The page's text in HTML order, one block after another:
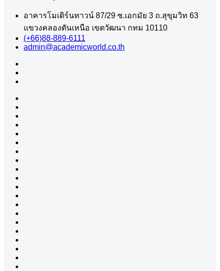
อาคารโมเดิร์นทาวน์ 87/29 ซ.เอกมัย 3 ถ.สุขุมวิท 63
แขวงคลองตันเหนือ เขตวัฒนา กทม 10110
(+66)88-889-6111
admin@academicworld.co.th